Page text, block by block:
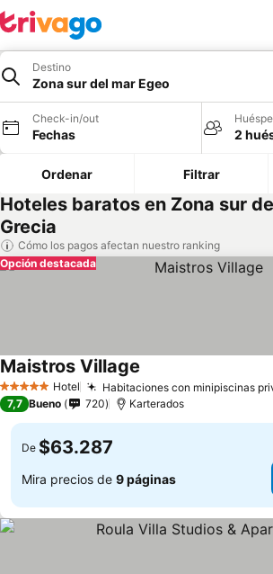
Destino
Zona sur del mar Egeo
Check-in/out
Fechas 2
Ordenar Filtrar
Hoteles baratos en Zona sur
Grecia
Cómo los pagos afectan nuestro ranking
Opción destacada
5 Estrellas Hotel Habitaciones con minipiscinas
Maistros Village
7,7 Bueno 720 Karterados
De $63.287
Mira precios de 9 páginas